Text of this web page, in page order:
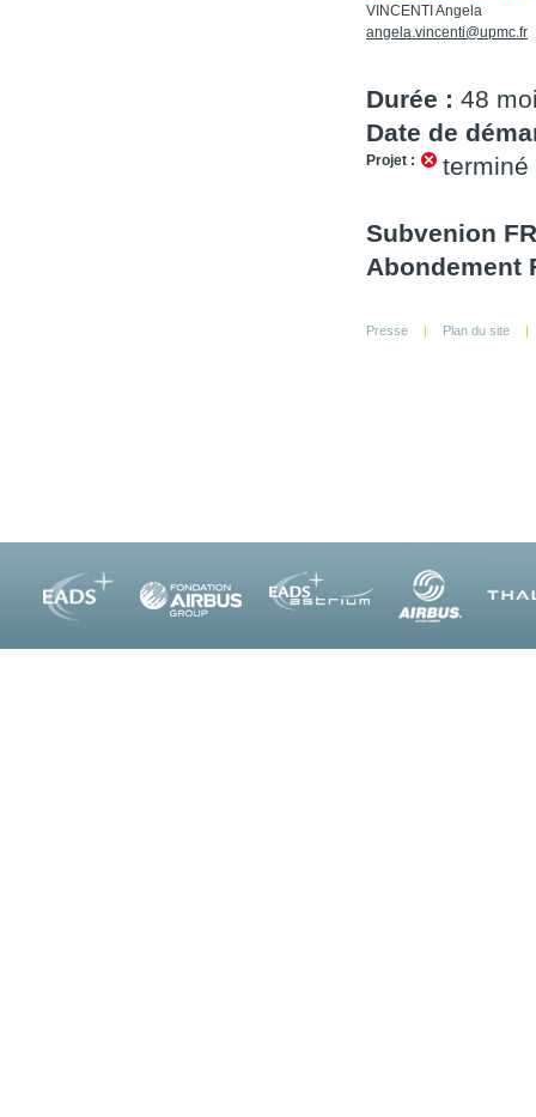
VINCENTI Angela
angela.vincenti@upmc.fr
Durée : 48
Date de
Projet : terminé
Subvenion
Abondement
Presse | Plan du site |